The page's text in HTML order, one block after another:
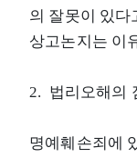
의 잘못이 있다
상고논지는 이
2. 법리오해의
명예훼손죄에